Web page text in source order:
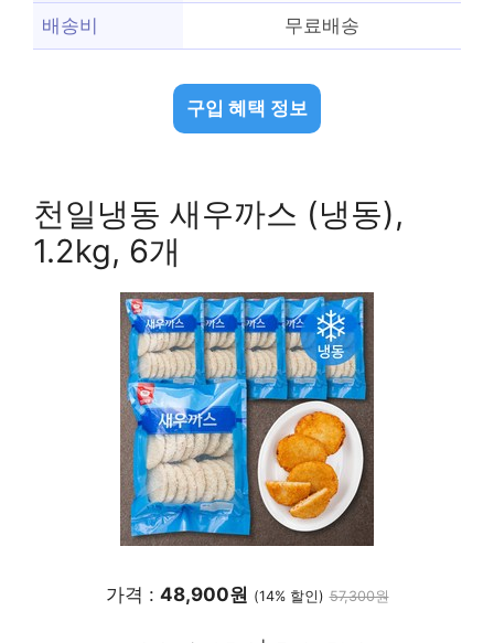
배송비 무료배송
구입 혜택 정보
천일냉동 새우까스 (냉동),
1.2kg, 6개
가격 : 48,900원 (14% 할인) 57,300원